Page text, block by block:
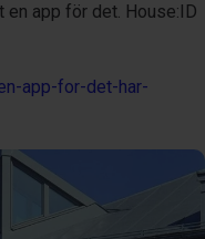
app för det. House:ID
app-for-det-har-